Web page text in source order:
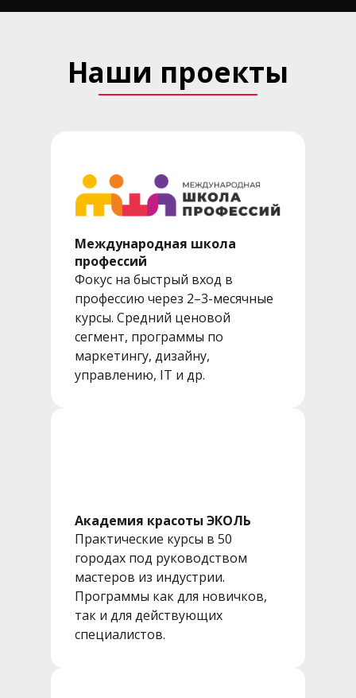
Международная школа
профессий
Фокус на быстрый вход в
профессию через 2–3-месячные
курсы. Средний ценовой
сегмент, программы по
маркетингу, дизайну,
управлению, IT и др.
Академия красоты ЭКОЛЬ
Практические курсы в 50
городах под руководством
мастеров из индустрии.
Программы как для новичков,
так и для действующих
специалистов.
Наши проекты